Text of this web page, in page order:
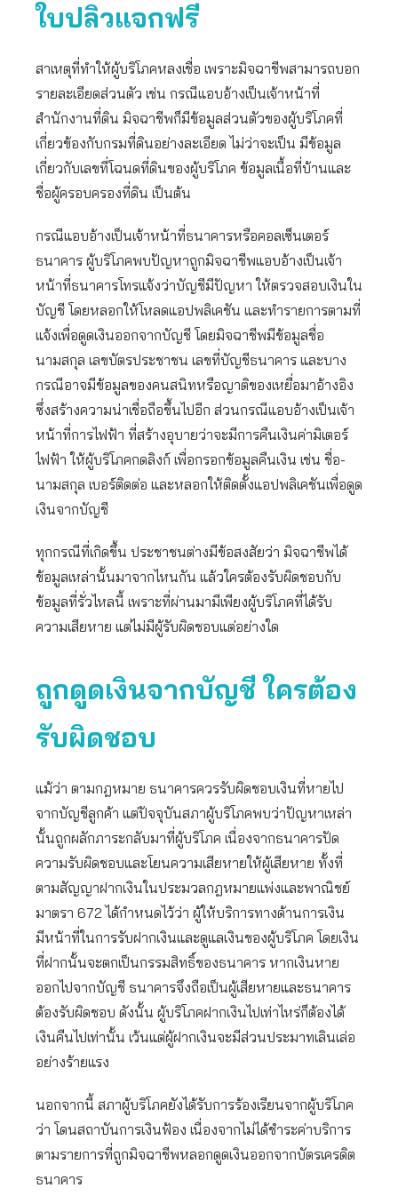
ใบปลิวแจกฟรี
สาเหตุที่ทำให้ผู้บริโภคหลงเชื่อ เพราะมิจฉาชีพสามารถบอก
รายละเอียดส่วนตัว เช่น กรณีแอบอ้างเป็นเจ้าหน้าที่
สำนักงานที่ดิน มิจฉาชีพก็มีข้อมูลส่วนตัวของผู้บริโภคที่
เกี่ยวข้องกับกรมที่ดินอย่างละเอียด ไม่ว่าจะเป็น มีข้อมูล
เกี่ยวกับเลขที่โฉนดที่ดินของผู้บริโภค ข้อมูลเนื้อที่บ้านและ
ชื่อผู้ครอบครองที่ดิน เป็นต้น
กรณีแอบอ้างเป็นเจ้าหน้าที่ธนาคารหรือคอลเซ็นเตอร์
ธนาคาร ผู้บริโภคพบปัญหาถูกมิจฉาชีพแอบอ้างเป็นเจ้า
หน้าที่ธนาคารโทรแจ้งว่าบัญชีมีปัญหา ให้ตรวจสอบเงินใน
บัญชี โดยหลอกให้โหลดแอปพลิเคชัน และทำรายการตามที่
แจ้งเพื่อดูดเงินออกจากบัญชี โดยมิจฉาชีพมีข้อมูลชื่อ
นามสกุล เลขบัตรประชาชน เลขที่บัญชีธนาคาร และบาง
กรณีอาจมีข้อมูลของคนสนิทหรือญาติของเหยื่อมาอ้างอิง
ซึ่งสร้างความน่าเชื่อถือขึ้นไปอีก ส่วนกรณีแอบอ้างเป็นเจ้า
หน้าที่การไฟฟ้า ที่สร้างอุบายว่าจะมีการคืนเงินค่ามิเตอร์
ไฟฟ้า ให้ผู้บริโภคกดลิงก์ เพื่อกรอกข้อมูลคืนเงิน เช่น ชื่อ-
นามสกุล เบอร์ติดต่อ และหลอกให้ติดตั้งแอปพลิเคชันเพื่อดูด
เงินจากบัญชี
ทุกกรณีที่เกิดขึ้น ประชาชนต่างมีข้อสงสัยว่า มิจฉาชีพได้
ข้อมูลเหล่านั้นมาจากไหนกัน แล้วใครต้องรับผิดชอบกับ
ข้อมูลที่รั่วไหลนี้ เพราะที่ผ่านมามีเพียงผู้บริโภคที่ได้รับ
ความเสียหาย แต่ไม่มีผู้รับผิดชอบแต่อย่างใด
ถูกดูดเงินจากบัญชี ใครต้อง
รับผิดชอบ
แม้ว่า ตามกฎหมาย ธนาคารควรรับผิดชอบเงินที่หายไป
จากบัญชีลูกค้า แต่ปัจจุบันสภาผู้บริโภคพบว่าปัญหาเหล่า
นั้นถูกผลักภาระกลับมาที่ผู้บริโภค เนื่องจากธนาคารปัด
ความรับผิดชอบและโยนความเสียหายให้ผู้เสียหาย ทั้งที่
ตามสัญญาฝากเงินในประมวลกฎหมายแพ่งและพาณิชย์
มาตรา 672 ได้กำหนดไว้ว่า ผู้ให้บริการทางด้านการเงิน
มีหน้าที่ในการรับฝากเงินและดูแลเงินของผู้บริโภค โดยเงิน
ที่ฝากนั้นจะตกเป็นกรรมสิทธิ์ของธนาคาร หากเงินหาย
ออกไปจากบัญชี ธนาคารจึงถือเป็นผู้เสียหายและธนาคาร
ต้องรับผิดชอบ ดังนั้น ผู้บริโภคฝากเงินไปเท่าไหร่ก็ต้องได้
เงินคืนไปเท่านั้น เว้นแต่ผู้ฝากเงินจะมีส่วนประมาทเลินเล่อ
อย่างร้ายแรง
นอกจากนี้ สภาผู้บริโภคยังได้รับการร้องเรียนจากผู้บริโภค
ว่า โดนสถาบันการเงินฟ้อง เนื่องจากไม่ได้ชำระค่าบริการ
ตามรายการที่ถูกมิจฉาชีพหลอกดูดเงินออกจากบัตรเครดิต
ธนาคาร